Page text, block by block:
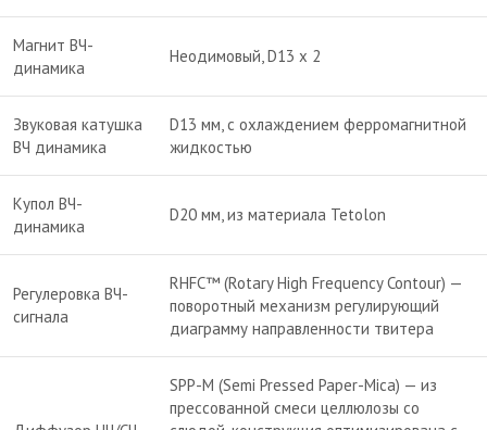
Магнит ВЧ-
динамика
Неодимовый, D13 x 2
Звуковая катушка
ВЧ динамика
D13 мм, с охлаждением ферромагнитной
жидкостью
Купол ВЧ-
динамика
D20 мм, из материала Tetolon
Регулеровка ВЧ-
сигнала
RHFC™ (Rotary High Frequency Contour) —
поворотный механизм регулирующий
диаграмму направленности твитера
SPP-M (Semi Pressed Paper-Mica) — из
прессованной смеси целлюлозы со